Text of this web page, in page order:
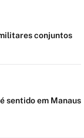
conjuntos
sentido em Manaus